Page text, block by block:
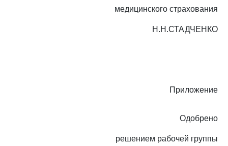
медицинского страхования
Н.Н.СТАДЧЕНКО
Приложение
Одобрено
решением рабочей группы